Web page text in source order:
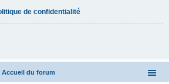
de confidentialité
Accueil du forum